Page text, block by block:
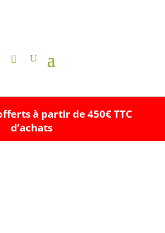
à partir de 450€ TTC
d’achats